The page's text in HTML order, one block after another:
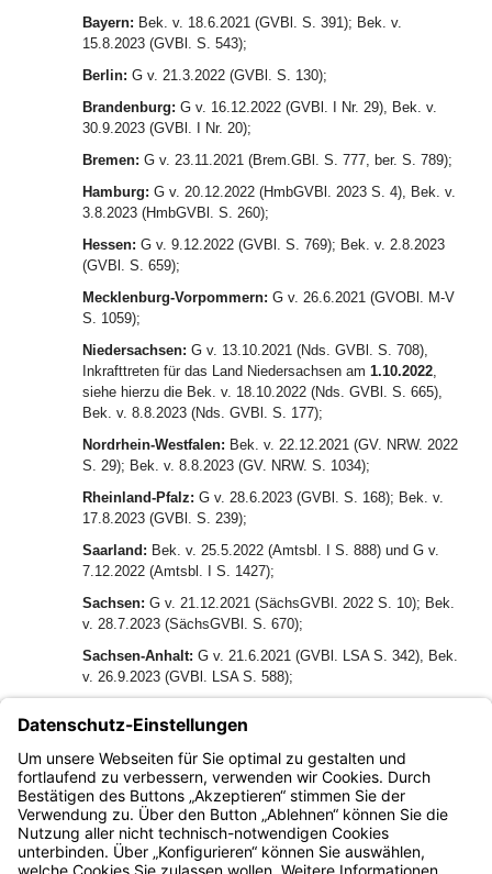
Bayern: Bek. v. 18.6.2021 (GVBl. S. 391); Bek. v.
15.8.2023 (GVBl. S. 543);
Berlin: G v. 21.3.2022 (GVBl. S. 130);
Brandenburg: G v. 16.12.2022 (GVBl. I Nr. 29), Bek. v.
30.9.2023 (GVBl. I Nr. 20);
Bremen: G v. 23.11.2021 (Brem.GBl. S. 777, ber. S. 789);
Hamburg: G v. 20.12.2022 (HmbGVBl. 2023 S. 4), Bek. v.
3.8.2023 (HmbGVBl. S. 260);
Hessen: G v. 9.12.2022 (GVBl. S. 769); Bek. v. 2.8.2023
(GVBl. S. 659);
Mecklenburg-Vorpommern: G v. 26.6.2021 (GVOBl. M-V
S. 1059);
Niedersachsen: G v. 13.10.2021 (Nds. GVBl. S. 708),
Inkrafttreten für das Land Niedersachsen am 1.10.2022,
siehe hierzu die Bek. v. 18.10.2022 (Nds. GVBl. S. 665),
Bek. v. 8.8.2023 (Nds. GVBl. S. 177);
Nordrhein-Westfalen: Bek. v. 22.12.2021 (GV. NRW. 2022
S. 29); Bek. v. 8.8.2023 (GV. NRW. S. 1034);
Rheinland-Pfalz: G v. 28.6.2023 (GVBl. S. 168); Bek. v.
17.8.2023 (GVBl. S. 239);
Saarland: Bek. v. 25.5.2022 (Amtsbl. I S. 888) und G v.
7.12.2022 (Amtsbl. I S. 1427);
Sachsen: G v. 21.12.2021 (SächsGVBl. 2022 S. 10); Bek.
v. 28.7.2023 (SächsGVBl. S. 670);
Sachsen-Anhalt: G v. 21.6.2021 (GVBl. LSA S. 342), Bek.
v. 26.9.2023 (GVBl. LSA S. 588);
1068), Bek. v. 2.8.2023 (GVOBl. Schl.-H. S. 469);
Thüringen:G v. 22.6.2022 (GVBl. S. 305); Bek. v.
17.8.2023 (GVBl. S. 267).
Bayern.de